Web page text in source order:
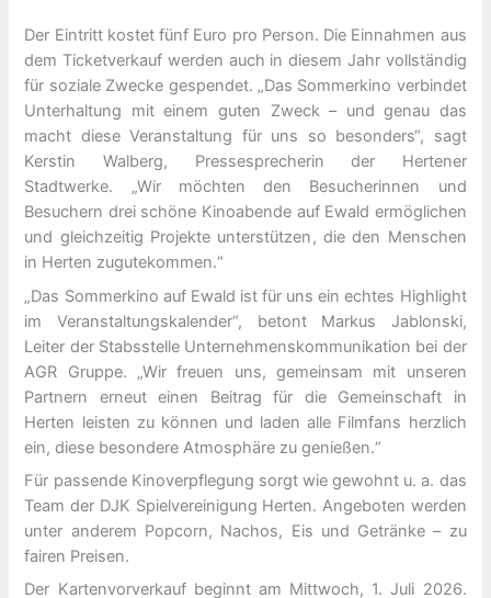
Der Eintritt kostet fünf Euro pro Person. Die Einnahmen aus
dem Ticketverkauf werden auch in diesem Jahr vollständig
für soziale Zwecke gespendet. „Das Sommerkino verbindet
Unterhaltung mit einem guten Zweck – und genau das
macht diese Veranstaltung für uns so besonders“, sagt
Kerstin Walberg, Pressesprecherin der Hertener
Stadtwerke. „Wir möchten den Besucherinnen und
Besuchern drei schöne Kinoabende auf Ewald ermöglichen
und gleichzeitig Projekte unterstützen, die den Menschen
in Herten zugutekommen.“
„Das Sommerkino auf Ewald ist für uns ein echtes Highlight
im Veranstaltungskalender“, betont Markus Jablonski,
Leiter der Stabsstelle Unternehmenskommunikation bei der
AGR Gruppe. „Wir freuen uns, gemeinsam mit unseren
Partnern erneut einen Beitrag für die Gemeinschaft in
Herten leisten zu können und laden alle Filmfans herzlich
ein, diese besondere Atmosphäre zu genießen.“
Für passende Kinoverpflegung sorgt wie gewohnt u. a. das
Team der DJK Spielvereinigung Herten. Angeboten werden
unter anderem Popcorn, Nachos, Eis und Getränke – zu
fairen Preisen.
Der Kartenvorverkauf beginnt am Mittwoch, 1. Juli 2026.